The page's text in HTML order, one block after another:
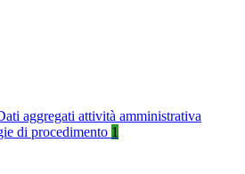
aggregati attività amministrativa
di procedimento 1